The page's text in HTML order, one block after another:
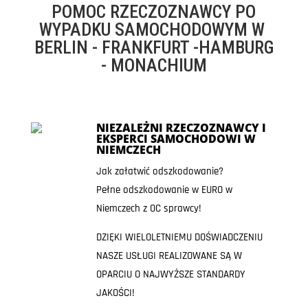
POMOC RZECZOZNAWCY PO
WYPADKU SAMOCHODOWYM W
BERLIN - FRANKFURT -HAMBURG
- MONACHIUM
NIEZALEŻNI RZECZOZNAWCY I
EKSPERCI SAMOCHODOWI W
NIEMCZECH
Jak załatwić odszkodowanie?
Pełne odszkodowanie w EURO w
Niemczech z OC sprawcy!
DZIĘKI WIELOLETNIEMU DOŚWIADCZENIU
NASZE USŁUGI REALIZOWANE SĄ W
OPARCIU O NAJWYŻSZE STANDARDY
JAKOŚCI!